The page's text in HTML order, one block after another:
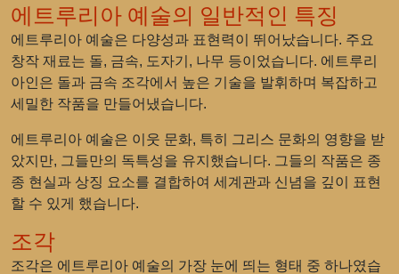
에트루리아 예술의 일반적인 특징
에트루리아 예술은 다양성과 표현력이 뛰어났습니다. 주요
창작 재료는 돌, 금속, 도자기, 나무 등이었습니다. 에트루리
아인은 돌과 금속 조각에서 높은 기술을 발휘하며 복잡하고
세밀한 작품을 만들어냈습니다.
에트루리아 예술은 이웃 문화, 특히 그리스 문화의 영향을 받
았지만, 그들만의 독특성을 유지했습니다. 그들의 작품은 종
종 현실과 상징 요소를 결합하여 세계관과 신념을 깊이 표현
할 수 있게 했습니다.
조각
조각은 에트루리아 예술의 가장 눈에 띄는 형태 중 하나였습